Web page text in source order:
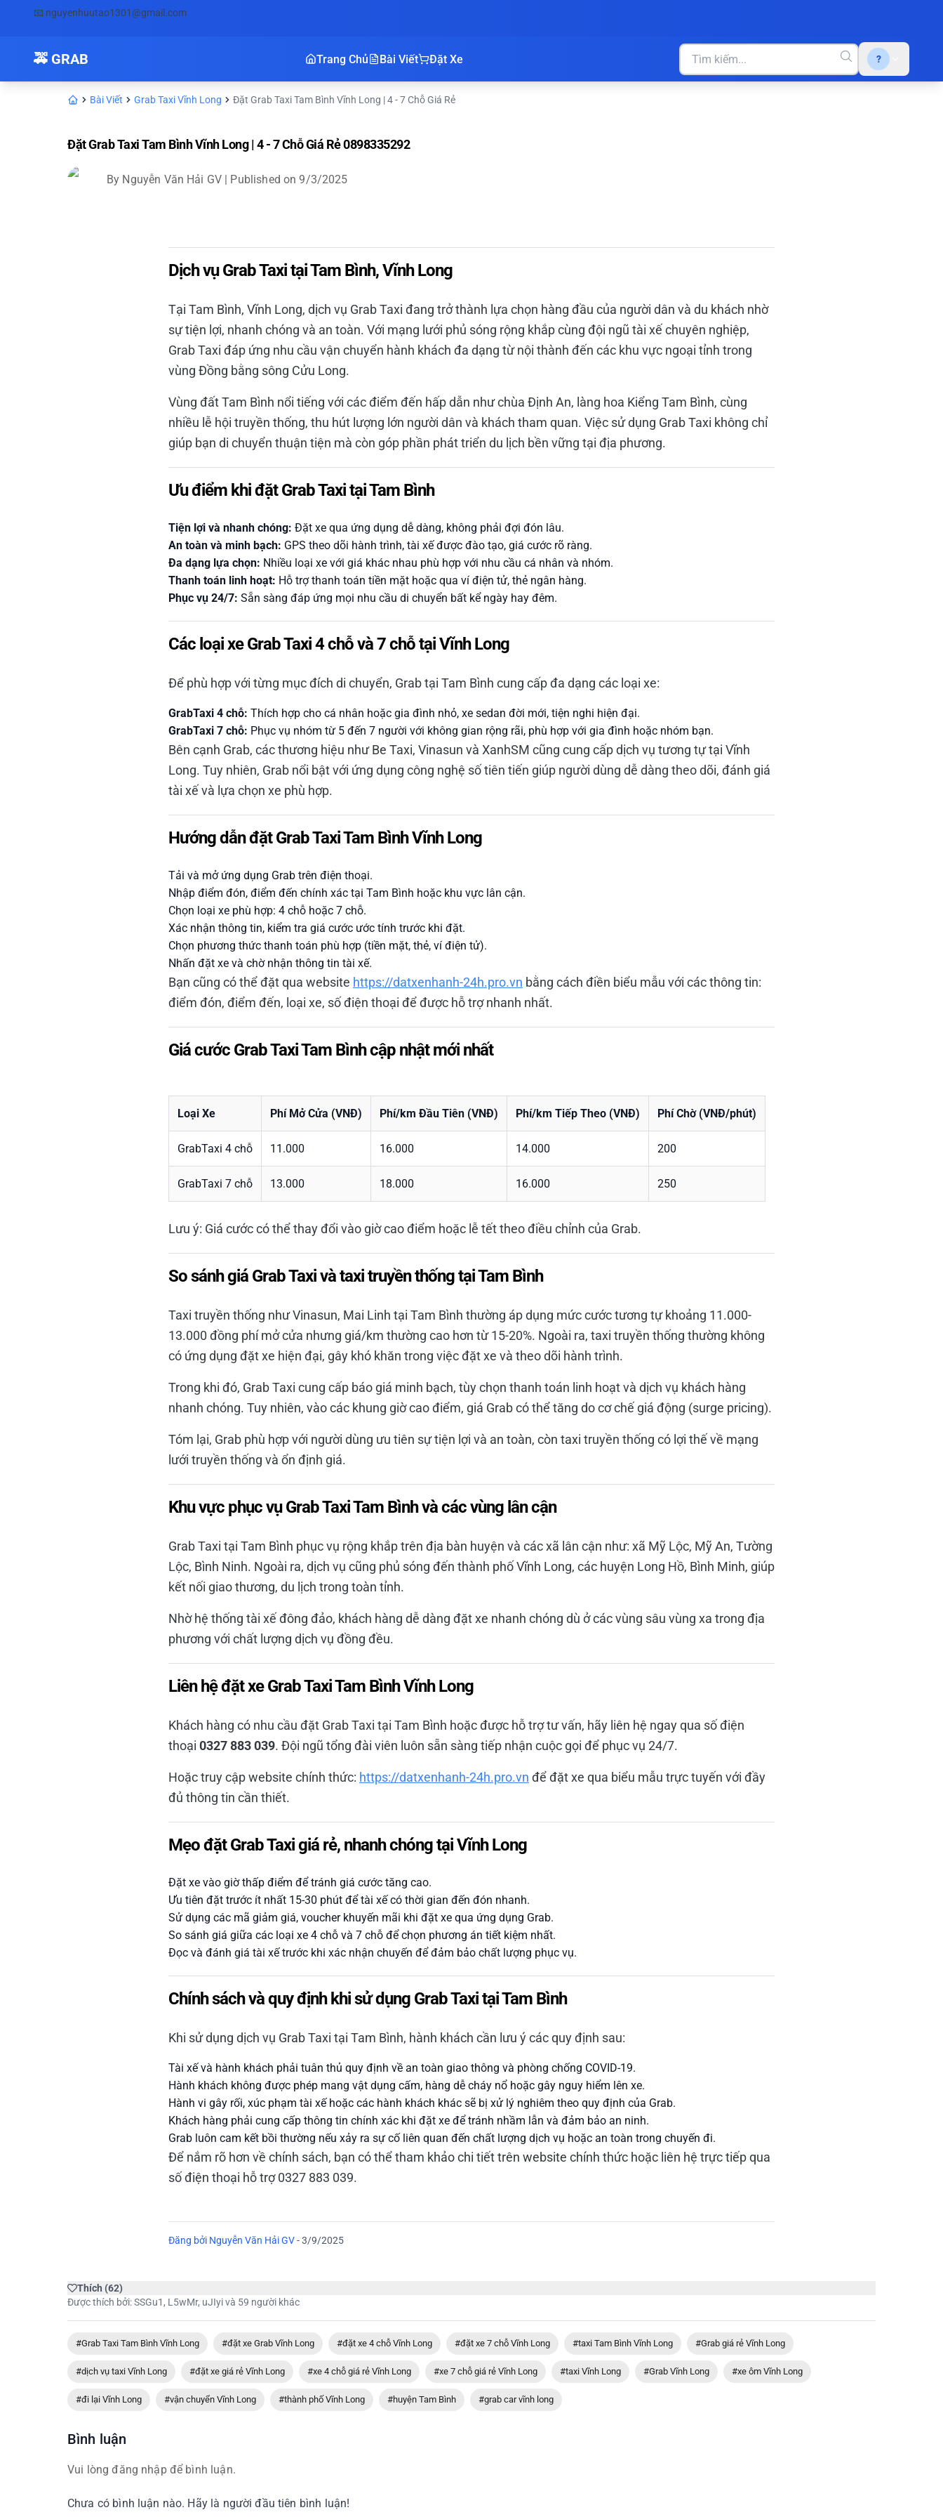
📧 nguyenhuutao1301@gmail.com
🚕 GRAB Trang Chủ Bài Viết Đặt Xe ?
Bài Viết Grab Taxi Vĩnh Long Đặt Grab Taxi Tam Bình Vĩnh Long | 4 - 7 Chỗ Giá Rẻ
Đặt Grab Taxi Tam Bình Vĩnh Long | 4 - 7 Chỗ Giá Rẻ 0898335292
By Nguyễn Văn Hải GV | Published on 9/3/2025
Dịch vụ Grab Taxi tại Tam Bình, Vĩnh Long
Tại Tam Bình, Vĩnh Long, dịch vụ Grab Taxi đang trở thành lựa chọn hàng đầu của người dân và du khách nhờ
sự tiện lợi, nhanh chóng và an toàn. Với mạng lưới phủ sóng rộng khắp cùng đội ngũ tài xế chuyên nghiệp,
Grab Taxi đáp ứng nhu cầu vận chuyển hành khách đa dạng từ nội thành đến các khu vực ngoại tỉnh trong
vùng Đồng bằng sông Cửu Long.
Vùng đất Tam Bình nổi tiếng với các điểm đến hấp dẫn như chùa Định An, làng hoa Kiểng Tam Bình, cùng
nhiều lễ hội truyền thống, thu hút lượng lớn người dân và khách tham quan. Việc sử dụng Grab Taxi không chỉ
giúp bạn di chuyển thuận tiện mà còn góp phần phát triển du lịch bền vững tại địa phương.
Ưu điểm khi đặt Grab Taxi tại Tam Bình
Tiện lợi và nhanh chóng: Đặt xe qua ứng dụng dễ dàng, không phải đợi đón lâu.
An toàn và minh bạch: GPS theo dõi hành trình, tài xế được đào tạo, giá cước rõ ràng.
Đa dạng lựa chọn: Nhiều loại xe với giá khác nhau phù hợp với nhu cầu cá nhân và nhóm.
Thanh toán linh hoạt: Hỗ trợ thanh toán tiền mặt hoặc qua ví điện tử, thẻ ngân hàng.
Phục vụ 24/7: Sẵn sàng đáp ứng mọi nhu cầu di chuyển bất kể ngày hay đêm.
Các loại xe Grab Taxi 4 chỗ và 7 chỗ tại Vĩnh Long
Để phù hợp với từng mục đích di chuyển, Grab tại Tam Bình cung cấp đa dạng các loại xe:
GrabTaxi 4 chỗ: Thích hợp cho cá nhân hoặc gia đình nhỏ, xe sedan đời mới, tiện nghi hiện đại.
GrabTaxi 7 chỗ: Phục vụ nhóm từ 5 đến 7 người với không gian rộng rãi, phù hợp với gia đình hoặc nhóm bạn.
Bên cạnh Grab, các thương hiệu như Be Taxi, Vinasun và XanhSM cũng cung cấp dịch vụ tương tự tại Vĩnh
Long. Tuy nhiên, Grab nổi bật với ứng dụng công nghệ số tiên tiến giúp người dùng dễ dàng theo dõi, đánh giá
tài xế và lựa chọn xe phù hợp.
Hướng dẫn đặt Grab Taxi Tam Bình Vĩnh Long
Tải và mở ứng dụng Grab trên điện thoại.
Nhập điểm đón, điểm đến chính xác tại Tam Bình hoặc khu vực lân cận.
Chọn loại xe phù hợp: 4 chỗ hoặc 7 chỗ.
Xác nhận thông tin, kiểm tra giá cước ước tính trước khi đặt.
Chọn phương thức thanh toán phù hợp (tiền mặt, thẻ, ví điện tử).
Nhấn đặt xe và chờ nhận thông tin tài xế.
Bạn cũng có thể đặt qua website https://datxenhanh-24h.pro.vn bằng cách điền biểu mẫu với các thông tin:
điểm đón, điểm đến, loại xe, số điện thoại để được hỗ trợ nhanh nhất.
Giá cước Grab Taxi Tam Bình cập nhật mới nhất
Loại Xe Phí Mở Cửa (VNĐ) Phí/km Đầu Tiên (VNĐ) Phí/km Tiếp Theo (VNĐ) Phí Chờ (VNĐ/phút)
GrabTaxi 4 chỗ 11.000 16.000 14.000 200
GrabTaxi 7 chỗ 13.000 18.000 16.000 250
Lưu ý: Giá cước có thể thay đổi vào giờ cao điểm hoặc lễ tết theo điều chỉnh của Grab.
So sánh giá Grab Taxi và taxi truyền thống tại Tam Bình
Taxi truyền thống như Vinasun, Mai Linh tại Tam Bình thường áp dụng mức cước tương tự khoảng 11.000-
13.000 đồng phí mở cửa nhưng giá/km thường cao hơn từ 15-20%. Ngoài ra, taxi truyền thống thường không
có ứng dụng đặt xe hiện đại, gây khó khăn trong việc đặt xe và theo dõi hành trình.
Trong khi đó, Grab Taxi cung cấp báo giá minh bạch, tùy chọn thanh toán linh hoạt và dịch vụ khách hàng
nhanh chóng. Tuy nhiên, vào các khung giờ cao điểm, giá Grab có thể tăng do cơ chế giá động (surge pricing).
Tóm lại, Grab phù hợp với người dùng ưu tiên sự tiện lợi và an toàn, còn taxi truyền thống có lợi thế về mạng
lưới truyền thống và ổn định giá.
Khu vực phục vụ Grab Taxi Tam Bình và các vùng lân cận
Grab Taxi tại Tam Bình phục vụ rộng khắp trên địa bàn huyện và các xã lân cận như: xã Mỹ Lộc, Mỹ An, Tường
Lộc, Bình Ninh. Ngoài ra, dịch vụ cũng phủ sóng đến thành phố Vĩnh Long, các huyện Long Hồ, Bình Minh, giúp
kết nối giao thương, du lịch trong toàn tỉnh.
Nhờ hệ thống tài xế đông đảo, khách hàng dễ dàng đặt xe nhanh chóng dù ở các vùng sâu vùng xa trong địa
phương với chất lượng dịch vụ đồng đều.
Liên hệ đặt xe Grab Taxi Tam Bình Vĩnh Long
Khách hàng có nhu cầu đặt Grab Taxi tại Tam Bình hoặc được hỗ trợ tư vấn, hãy liên hệ ngay qua số điện
thoại 0327 883 039. Đội ngũ tổng đài viên luôn sẵn sàng tiếp nhận cuộc gọi để phục vụ 24/7.
Hoặc truy cập website chính thức: https://datxenhanh-24h.pro.vn để đặt xe qua biểu mẫu trực tuyến với đầy
đủ thông tin cần thiết.
Mẹo đặt Grab Taxi giá rẻ, nhanh chóng tại Vĩnh Long
Đặt xe vào giờ thấp điểm để tránh giá cước tăng cao.
Ưu tiên đặt trước ít nhất 15-30 phút để tài xế có thời gian đến đón nhanh.
Sử dụng các mã giảm giá, voucher khuyến mãi khi đặt xe qua ứng dụng Grab.
So sánh giá giữa các loại xe 4 chỗ và 7 chỗ để chọn phương án tiết kiệm nhất.
Đọc và đánh giá tài xế trước khi xác nhận chuyến để đảm bảo chất lượng phục vụ.
Chính sách và quy định khi sử dụng Grab Taxi tại Tam Bình
Khi sử dụng dịch vụ Grab Taxi tại Tam Bình, hành khách cần lưu ý các quy định sau:
Tài xế và hành khách phải tuân thủ quy định về an toàn giao thông và phòng chống COVID-19.
Hành khách không được phép mang vật dụng cấm, hàng dễ cháy nổ hoặc gây nguy hiểm lên xe.
Hành vi gây rối, xúc phạm tài xế hoặc các hành khách khác sẽ bị xử lý nghiêm theo quy định của Grab.
Khách hàng phải cung cấp thông tin chính xác khi đặt xe để tránh nhầm lẫn và đảm bảo an ninh.
Grab luôn cam kết bồi thường nếu xảy ra sự cố liên quan đến chất lượng dịch vụ hoặc an toàn trong chuyến đi.
Để nắm rõ hơn về chính sách, bạn có thể tham khảo chi tiết trên website chính thức hoặc liên hệ trực tiếp qua
số điện thoại hỗ trợ 0327 883 039.
Đăng bởi Nguyễn Văn Hải GV-3/9/2025
Thích (62)
Được thích bởi:SSGu1 , L5wMr, uJIyivà 59 người khác
#Grab Taxi Tam Bình Vĩnh Long #đặt xe Grab Vĩnh Long #đặt xe 4 chỗ Vĩnh Long #đặt xe 7 chỗ Vĩnh Long #taxi Tam Bình Vĩnh Long #Grab giá rẻ Vĩnh Long
#dịch vụ taxi Vĩnh Long #đặt xe giá rẻ Vĩnh Long #xe 4 chỗ giá rẻ Vĩnh Long #xe 7 chỗ giá rẻ Vĩnh Long #taxi Vĩnh Long #Grab Vĩnh Long #xe ôm Vĩnh Long
#đi lại Vĩnh Long #vận chuyển Vĩnh Long #thành phố Vĩnh Long #huyện Tam Bình #grab car vĩnh long
Bình luận
Vui lòng đăng nhập để bình luận.
Chưa có bình luận nào. Hãy là người đầu tiên bình luận!